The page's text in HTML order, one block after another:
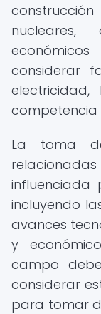
considerar
competencia
La toma
incluyendo
avances
y
campo
considerar
para tomar